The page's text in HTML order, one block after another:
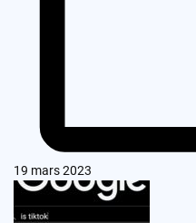
19 mars 2023